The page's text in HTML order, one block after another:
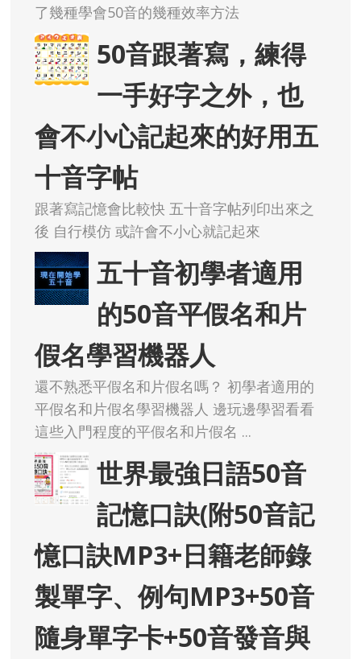
了幾種學會50音的幾種效率方法
50音跟著寫，練得
一手好字之外，也
會不小心記起來的好用五
十音字帖
跟著寫記憶會比較快 五十音字帖列印出來之
後 自行模仿 或許會不小心就記起來
五十音初學者適用
的50音平假名和片
假名學習機器人
還不熟悉平假名和片假名嗎？ 初學者適用的
平假名和片假名學習機器人 邊玩邊學習看看
這些入門程度的平假名和片假名 ...
世界最強日語50音
記憶口訣(附50音記
憶口訣MP3+日籍老師錄
製單字、例句MP3+50音
隨身單字卡+50音發音與